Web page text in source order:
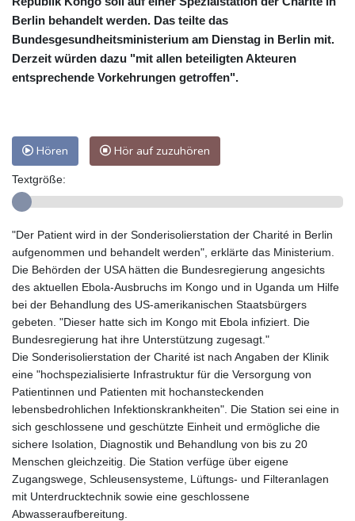
Berlin behandelt werden. Das teilte das
Bundesgesundheitsministerium am Dienstag in Berlin mit.
Derzeit würden dazu "mit allen beteiligten Akteuren
entsprechende Vorkehrungen getroffen".
Hören Hör auf zuzuhören
Textgröße:
"Der Patient wird in der Sonderisolierstation der Charité in Berlin
aufgenommen und behandelt werden", erklärte das Ministerium.
Die Behörden der USA hätten die Bundesregierung angesichts
des aktuellen Ebola-Ausbruchs im Kongo und in Uganda um Hilfe
bei der Behandlung des US-amerikanischen Staatsbürgers
gebeten. "Dieser hatte sich im Kongo mit Ebola infiziert. Die
Bundesregierung hat ihre Unterstützung zugesagt."
Die Sonderisolierstation der Charité ist nach Angaben der Klinik
eine "hochspezialisierte Infrastruktur für die Versorgung von
Patientinnen und Patienten mit hochansteckenden
lebensbedrohlichen Infektionskrankheiten". Die Station sei eine in
sich geschlossene und geschützte Einheit und ermögliche die
sichere Isolation, Diagnostik und Behandlung von bis zu 20
Menschen gleichzeitig. Die Station verfüge über eigene
Zugangswege, Schleusensysteme, Lüftungs- und Filteranlagen
mit Unterdrucktechnik sowie eine geschlossene
Abwasseraufbereitung.